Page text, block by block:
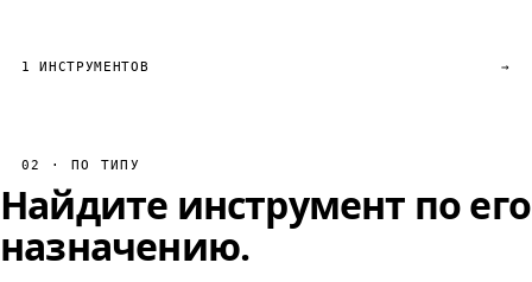
1 ИНСТРУМЕНТОВ →
02 · ПО ТИПУ
Найдите инструмент по его
назначению.